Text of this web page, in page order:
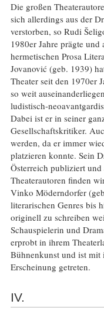
Die großen
sich allerdings aus der
verstorben, so Rudi
1980er Jahre prägte
hermetischen Prosa
Jovanović (geb. 1939)
Theater seit den 1970er
so weit
ludistisch-
Dabei ist er in seiner
Gesellschaftskritiker.
werden, da er immer
platzieren konnte. Sein
Österreich publiziert
Theaterautoren finden
Vinko Möderndorfer
literarischen Genres bis
originell zu schreiben
Schauspielerin und
erprobt in ihrem
Bühnenkunst und ist mit
Erscheinung getreten.
IV.